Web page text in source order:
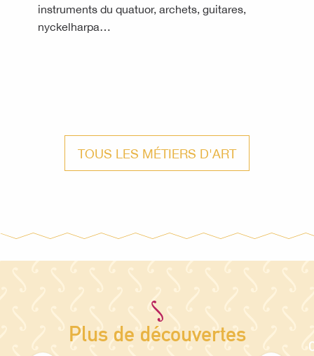
instruments du quatuor, archets, guitares,
nyckelharpa…
TOUS LES MÉTIERS D'ART
Plus de découvertes